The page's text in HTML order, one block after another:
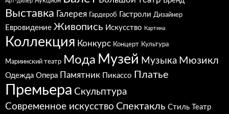
Выставка Галерея Гардероб Гастроли Дизайнер
Евровидение Живопись Искусство Картина
Коллекция Конкурс Концерт Культура
Мариинский театр Мода Музей Музыка Мюзикл
Одежда Опера Памятник Пикассо Платье
Премьера Скульптура
Современное искусство Спектакль Стиль Театр